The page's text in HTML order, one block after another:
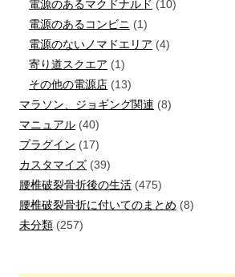
電源のあるマクドナルド (10)
電源のあるコンビニ (1)
電源のないノマドエリア (4)
寄り道スクエア (1)
その他の電源店 (13)
マラソン、ジョギング関連 (8)
マニュアル (40)
プラグイン (17)
カスタマイズ (39)
腰椎破裂骨折後の生活 (475)
腰椎破裂骨折に付いてのまとめ (8)
未分類 (257)